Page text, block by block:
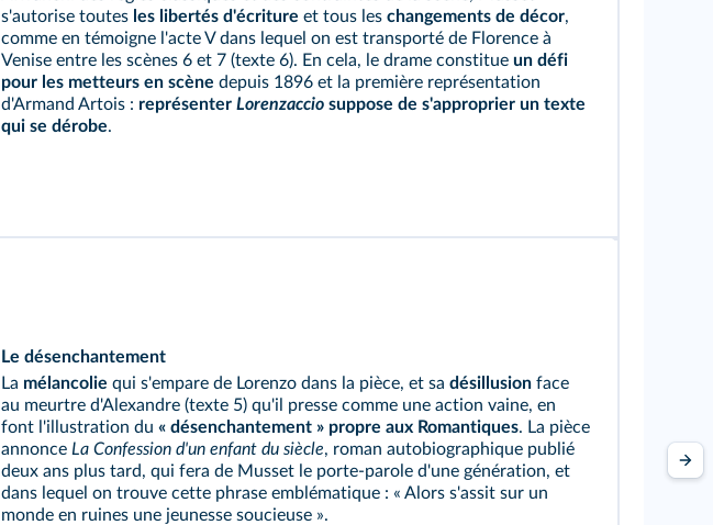
s'autorise toutes les libertés d'écriture et tous les changements de décor,
comme en témoigne l'acte V dans lequel on est transporté de Florence à
Venise entre les scènes 6 et 7 (texte 6). En cela, le drame constitue un défi
pour les metteurs en scène depuis 1896 et la première représentation
d'Armand Artois : représenter Lorenzaccio suppose de s'approprier un texte
qui se dérobe.
Le désenchantement
La mélancolie qui s'empare de Lorenzo dans la pièce, et sa désillusion face
au meurtre d'Alexandre (texte 5) qu'il presse comme une action vaine, en
font l'illustration du « désenchantement » propre aux Romantiques. La pièce
annonce La Confession d'un enfant du siècle, roman autobiographique publié
deux ans plus tard, qui fera de Musset le porte-parole d'une génération, et
dans lequel on trouve cette phrase emblématique : « Alors s'assit sur un
monde en ruines une jeunesse soucieuse ».